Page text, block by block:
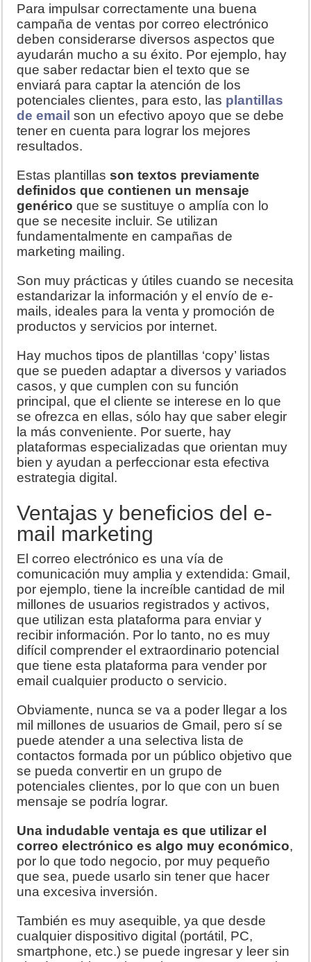
Para impulsar correctamente una buena
campaña de ventas por correo electrónico
deben considerarse diversos aspectos que
ayudarán mucho a su éxito. Por ejemplo, hay
que saber redactar bien el texto que se
enviará para captar la atención de los
potenciales clientes, para esto, las plantillas
de email son un efectivo apoyo que se debe
tener en cuenta para lograr los mejores
resultados.
Estas plantillasson textos previamente
definidos que contienen un mensaje
genérico que se sustituye o amplía con lo
que se necesite incluir. Se utilizan
fundamentalmente en campañas de
marketing mailing.
Son muy prácticas y útiles cuando se necesita
estandarizar la información y el envío de e-
mails, ideales para la venta y promoción de
productos y servicios por internet.
Hay muchos tipos de plantillas ‘copy’ listas
que se pueden adaptar a diversos y variados
casos, y que cumplen con su función
principal, que el cliente se interese en lo que
se ofrezca en ellas, sólo hay que saber elegir
la más conveniente. Por suerte, hay
plataformas especializadas que orientan muy
bien y ayudan a perfeccionar esta efectiva
estrategia digital.
Ventajas y beneficios del e-
mail marketing
El correo electrónico es una vía de
comunicación muy amplia y extendida: Gmail,
por ejemplo, tiene la increíble cantidad de mil
millones de usuarios registrados y activos,
que utilizan esta plataforma para enviar y
recibir información. Por lo tanto, no es muy
difícil comprender el extraordinario potencial
que tiene esta plataforma para vender por
email cualquier producto o servicio.
Obviamente, nunca se va a poder llegar a los
mil millones de usuarios de Gmail, pero sí se
puede atender a una selectiva lista de
contactos formada por un público objetivo que
se pueda convertir en un grupo de
potenciales clientes, por lo que con un buen
mensaje se podría lograr.
Una indudable ventaja es que utilizar el
correo electrónico es algo muy económico,
por lo que todo negocio, por muy pequeño
que sea, puede usarlo sin tener que hacer
una excesiva inversión.
También es muy asequible, ya que desde
cualquier dispositivo digital (portátil, PC,
smartphone, etc.) se puede ingresar y leer sin